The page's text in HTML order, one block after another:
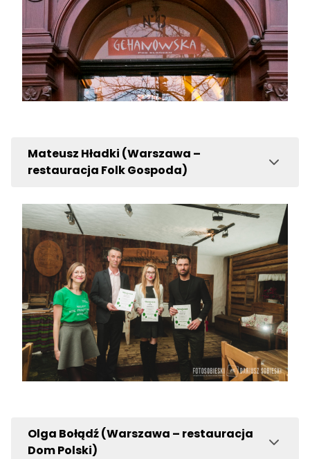
Mateusz Hładki (Warszawa –
restauracja Folk Gospoda)
Olga Bołądź (Warszawa – restauracja
Dom Polski)